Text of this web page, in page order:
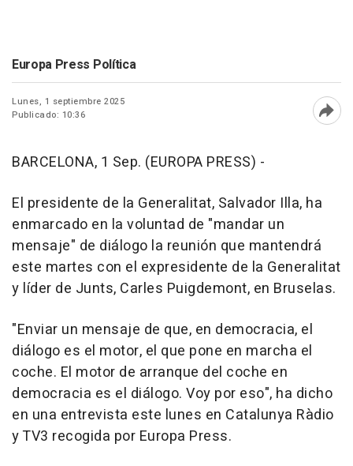
Europa Press Política
Lunes, 1 septiembre 2025
Publicado: 10:36
BARCELONA, 1 Sep. (EUROPA PRESS) -
El presidente de la Generalitat, Salvador Illa, ha
enmarcado en la voluntad de "mandar un
mensaje" de diálogo la reunión que mantendrá
este martes con el expresidente de la Generalitat
y líder de Junts, Carles Puigdemont, en Bruselas.
"Enviar un mensaje de que, en democracia, el
diálogo es el motor, el que pone en marcha el
coche. El motor de arranque del coche en
democracia es el diálogo. Voy por eso", ha dicho
en una entrevista este lunes en Catalunya Ràdio
y TV3 recogida por Europa Press.